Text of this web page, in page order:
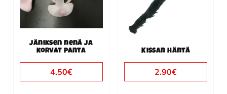
Jäniksen nenä ja
korvat panta
4.50€
Kissan häntä
2.90€